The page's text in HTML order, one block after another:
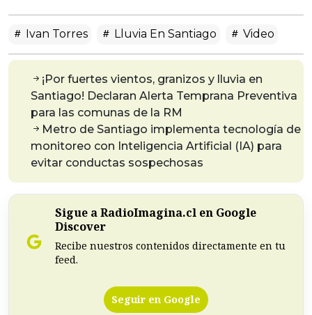
Ivan Torres Lluvia En Santiago Video
¡Por fuertes vientos, granizos y lluvia en
Santiago! Declaran Alerta Temprana Preventiva
para las comunas de la RM
Metro de Santiago implementa tecnología de
monitoreo con Inteligencia Artificial (IA) para
evitar conductas sospechosas
Sigue a RadioImagina.cl en Google
Discover
Recibe nuestros contenidos directamente en tu
feed.
Seguir en Google